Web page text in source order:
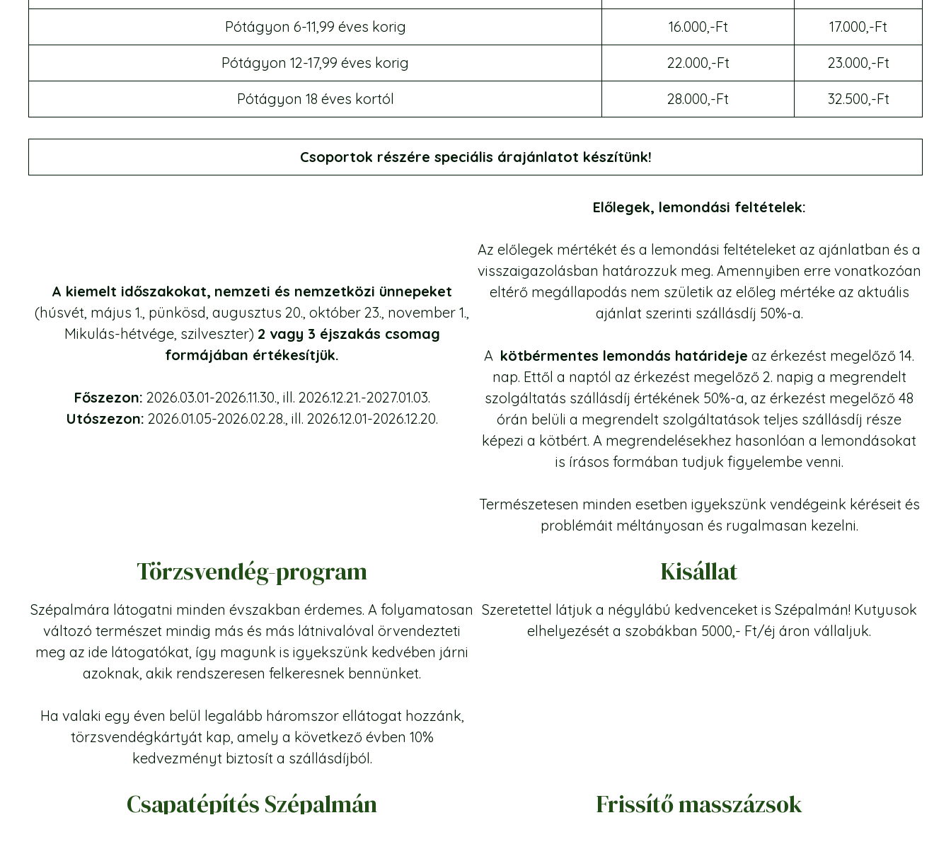
Pótágyon 6-11,99 éves korig 16.000,-Ft 17.000,-Ft
Pótágyon 12-17,99 éves korig 22.000,-Ft 23.000,-Ft
Pótágyon 18 éves kortól 28.000,-Ft 32.500,-Ft
Csoportok részére speciális árajánlatot készítünk!
A kiemelt időszakokat, nemzeti és nemzetközi ünnepeket
(húsvét, május 1., pünkösd, augusztus 20., október 23., november 1.,
Mikulás-hétvége, szilveszter) 2 vagy 3 éjszakás csomag
formájában értékesítjük.
Főszezon: 2026.03.01-2026.11.30., ill. 2026.12.21.-2027.01.03.
Utószezon: 2026.01.05-2026.02.28., ill. 2026.12.01-2026.12.20.
Előlegek, lemondási feltételek:
Az előlegek mértékét és a lemondási feltételeket az ajánlatban és a
visszaigazolásban határozzuk meg. Amennyiben erre vonatkozóan
eltérő megállapodás nem születik az előleg mértéke az aktuális
ajánlat szerinti szállásdíj 50%-a.
A kötbérmentes lemondás határideje az érkezést megelőző 14.
nap. Ettől a naptól az érkezést megelőző 2. napig a megrendelt
szolgáltatás szállásdíj értékének 50%-a, az érkezést megelőző 48
órán belüli a megrendelt szolgáltatások teljes szállásdíj része
képezi a kötbért. A megrendelésekhez hasonlóan a lemondásokat
is írásos formában tudjuk figyelembe venni.
Természetesen minden esetben igyekszünk vendégeink kéréseit és
problémáit méltányosan és rugalmasan kezelni.
Törzsvendég-program
Szépalmára látogatni minden évszakban érdemes. A folyamatosan
változó természet mindig más és más látnivalóval örvendezteti
meg az ide látogatókat, így magunk is igyekszünk kedvében járni
azoknak, akik rendszeresen felkeresnek bennünket.
Ha valaki egy éven belül legalább háromszor ellátogat hozzánk,
törzsvendégkártyát kap, amely a következő évben 10%
kedvezményt biztosít a szállásdíjból.
Kisállat
Szeretettel látjuk a négylábú kedvenceket is Szépalmán! Kutyusok
elhelyezését a szobákban 5000,- Ft/éj áron vállaljuk.
Csapatépítés Szépalmán Frissítő masszázsok